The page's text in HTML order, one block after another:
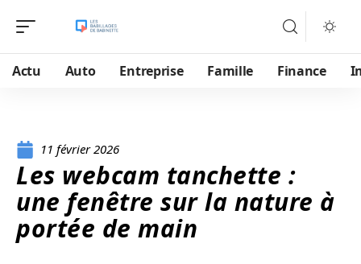
Actu Auto Entreprise Famille Finance
11 février 2026
Les webcam tanchette :
une fenêtre sur la nature à
portée de main